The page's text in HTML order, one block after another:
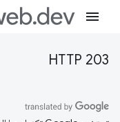
HTTP 203